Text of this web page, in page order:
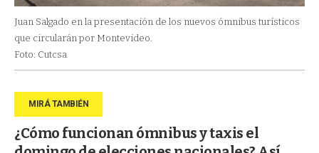
Juan Salgado en la presentación de los nuevos ómnibus turísticos
que circularán por Montevideo.
Foto: Cutcsa
¿Cómo funcionan ómnibus y taxis el